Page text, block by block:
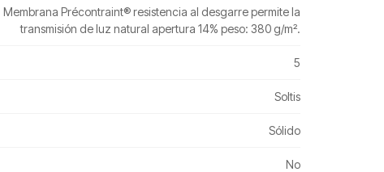
Membrana Précontraint® resistencia al desgarre permite la
transmisión de luz natural apertura 14% peso: 380 g/m².
5
Soltis
Sólido
No